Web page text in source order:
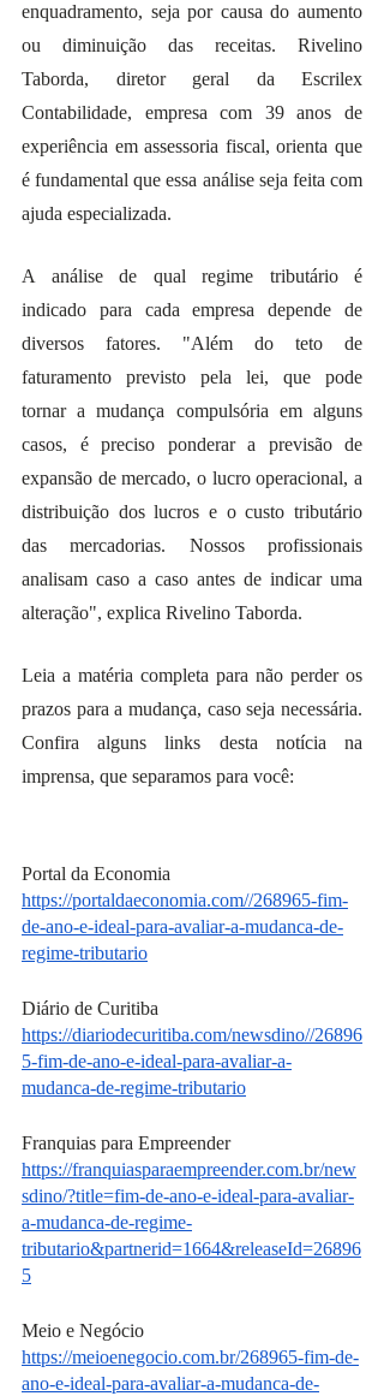
enquadramento, seja por causa do aumento
ou diminuição das receitas. Rivelino
Taborda, diretor geral da Escrilex
Contabilidade, empresa com 39 anos de
experiência em assessoria fiscal, orienta que
é fundamental que essa análise seja feita com
ajuda especializada.
A análise de qual regime tributário é
indicado para cada empresa depende de
diversos fatores. "Além do teto de
faturamento previsto pela lei, que pode
tornar a mudança compulsória em alguns
casos, é preciso ponderar a previsão de
expansão de mercado, o lucro operacional, a
distribuição dos lucros e o custo tributário
das mercadorias. Nossos profissionais
analisam caso a caso antes de indicar uma
alteração", explica Rivelino Taborda.
Leia a matéria completa para não perder os
prazos para a mudança, caso seja necessária.
Confira alguns links desta notícia na
imprensa, que separamos para você:
Portal da Economia
https://portaldaeconomia.com//268965-fim-
de-ano-e-ideal-para-avaliar-a-mudanca-de-
regime-tributario
Diário de Curitiba
https://diariodecuritiba.com/newsdino//26896
5-fim-de-ano-e-ideal-para-avaliar-a-
mudanca-de-regime-tributario
Franquias para Empreender
https://franquiasparaempreender.com.br/new
sdino/?title=fim-de-ano-e-ideal-para-avaliar-
a-mudanca-de-regime-
tributario&partnerid=1664&releaseId=26896
5
Meio e Negócio
https://meioenegocio.com.br/268965-fim-de-
ano-e-ideal-para-avaliar-a-mudanca-de-